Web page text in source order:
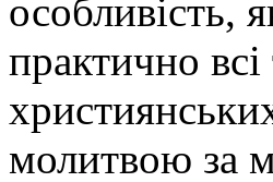
особливість,
практично
молитвою за